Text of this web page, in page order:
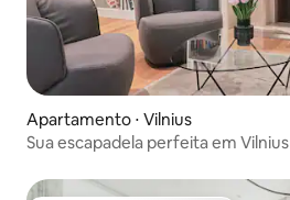
Apartamento ⋅ Vilnius
Sua escapadela perfeita em Vilnius